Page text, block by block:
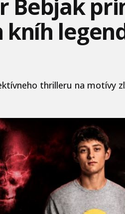
Bebjak
thrilleru na motívy